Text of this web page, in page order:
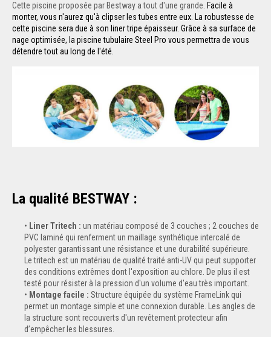
Cette piscine proposée par Bestway a tout d'une grande. Facile à
monter, vous n'aurez qu'à clipser les tubes entre eux. La robustesse de
cette piscine sera due à son liner tripe épaisseur. Grâce à sa surface de
nage optimisée, la piscine tubulaire Steel Pro vous permettra de vous
détendre tout au long de l'été.
La qualité BESTWAY :
Liner Tritech : un matériau composé de 3 couches ; 2 couches de
PVC laminé qui renferment un maillage synthétique intercalé de
polyester garantissant une résistance et une durabilité supérieure.
Le tritech est un matériau de qualité traité anti-UV qui peut supporter
des conditions extrêmes dont l'exposition au chlore. De plus il est
testé pour résister à la pression d'un volume d'eau très important.
Montage facile : Structure équipée du système FrameLink qui
permet un montage simple et une connexion durable. Les angles de
la structure sont recouverts d'un revêtement protecteur afin
d’empêcher les blessures.